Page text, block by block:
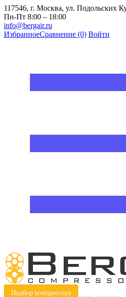
117546, г. Москва, ул. Подольских
Пн-Пт 8:00 – 18:00
info@bergair.ru
ИзбранноеСравнение (0) Войти
Подбор компрессора